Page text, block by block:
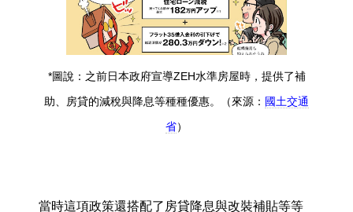
*圖說：之前日本政府宣導ZEH水準房屋時，提供了補
助、房貸的減稅與降息等種種優惠。（來源： 國土交通
省）
當時這項政策還搭配了房貸降息與改裝補貼等等